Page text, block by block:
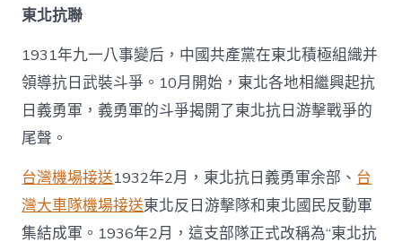
東北抗聯
1931年九一八事變后，中國共產黨在東北積極組織并
領導抗日武裝斗爭。10月開始，東北各地相繼興起抗
日義勇軍，義勇軍的斗爭揭開了東北抗日游擊戰爭的
尾聲。
台灣機場接送1932年2月，東北抗日義勇軍余部、 台
灣大車隊機場接送東北反日游擊隊和東北國民反動軍
集結成軍。1936年2月，這支部隊正式改稱為“東北抗